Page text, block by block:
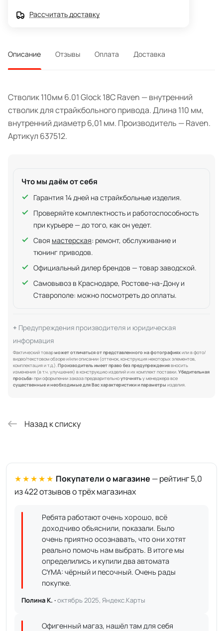
Рассчитать доставку
Описание Отзывы Оплата Доставка
Стволик 110мм 6.01 Glock 18С Raven — внутренний
стволик для страйкбольного привода. Длина 110 мм,
внутренний диаметр 6,01 мм. Производитель — Raven.
Артикул 637512.
Что мы даём от себя
Гарантия 14 дней на страйкбольные изделия.
Проверяйте комплектность и работоспособность
при курьере — до того, как он уедет.
Своя мастерская: ремонт, обслуживание и
тюнинг приводов.
Официальный дилер брендов — товар заводской.
Самовывоз в Краснодаре, Ростове-на-Дону и
Ставрополе: можно посмотреть до оплаты.
Предупреждения производителя и юридическая
информация
Фактический товарможет отличаться от представленного на фотографияхили в фото/
видео/текстовом обзоре и/или описании (оттенок, конструкция некоторых элементов,
комплектация и т.д.).Производитель имеет право без предупреждениявносить
изменения (в т.ч. улучшения) в конструкцию изделий и их комплект поставки.Убедительная
просьба: при оформлении заказа предварительноуточнятьу менеджера все
существенные и необходимые для Вас характеристики и параметры изделия.
Назад к списку
★★★★★ Покупатели о магазине — рейтинг 5,0
из 422 отзывов о трёх магазинах
Ребята работают очень хорошо, всё
доходчиво объяснили, показали. Было
очень приятно осознавать, что они хотят
реально помочь нам выбрать. В итоге мы
определились и купили два автомата
CYMA: чёрный и песочный. Очень рады
покупке.
Полина К. ·октябрь 2025, Яндекс.Карты
Офигенный магаз, нашёл там для себя